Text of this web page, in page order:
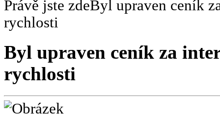
Právě jste zdeByl upraven ceník
rychlosti
Byl upraven ceník za
rychlosti